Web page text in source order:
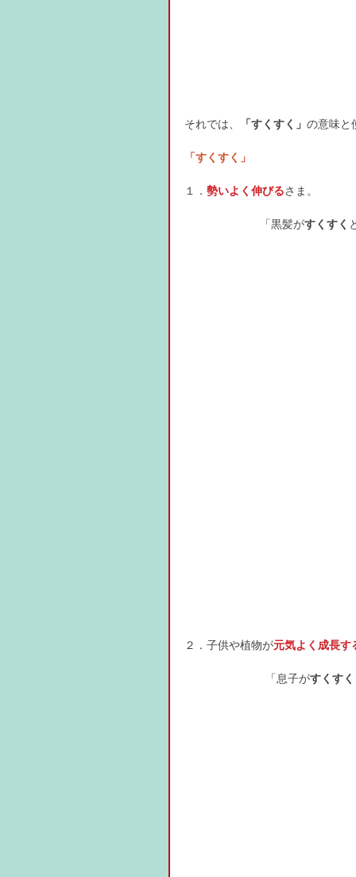
それでは、 「すくすく」 の意味と
「すくすく」
１． 勢いよく伸びるさま。
「黒髪がすくすく
２．子供や植物が元気よく成長す
「息子がすくすく